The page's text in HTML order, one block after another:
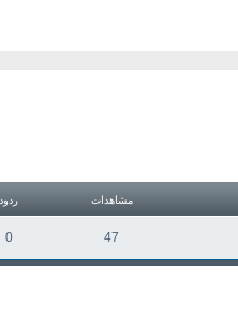
ردود مشاهدات
0 47